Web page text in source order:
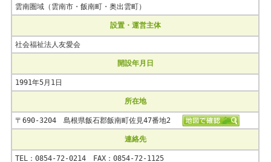
雲南圏域（雲南市・飯南町・奥出雲町）
設置・運営主体
社会福祉法人友愛会
開設年月日
1991年5月1日
所在地
〒690-3204 島根県飯石郡飯南町佐見47番地2
連絡先
TEL：0854-72-0214 FAX：0854-72-1125